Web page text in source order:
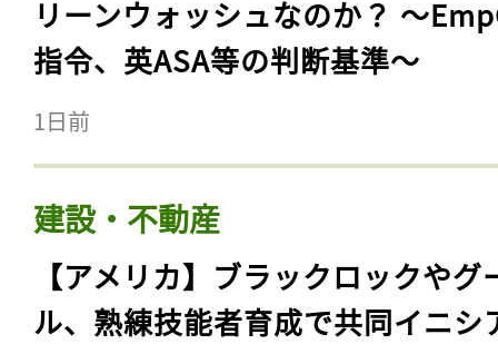
リーンウォッシュなのか？ 〜
指令、英ASA等の判断基準〜
1日前
建設・不動産
【アメリカ】ブラックロックやグ
ル、熟練技能者育成で共同イニシ